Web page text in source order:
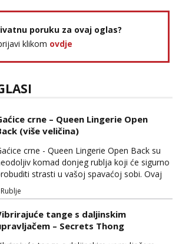
- mob:1,12€ min
poruku za ovaj oglas?
klikom ovdje
crne – Queen Lingerie Open
(više veličina)
crne - Queen Lingerie Open Back su
komad donjeg rublja koji će sigurno
strasti u vašoj spavaćoj sobi. Ovaj
provokativan dizajn gaćica kombinira
i senzualnost, istovremeno
notu izazova i privlačnosti. Ono što
komad čini posebnim je otvor na zadnjoj
gaćica, koji otkriva dodatnu dozu
Rublje
tange s daljinskim
– Secrets Thong